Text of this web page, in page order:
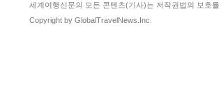
세계여행신문의 모든 콘텐츠(기사)는 저작권법의 보호
Copyright by GlobalTravelNews.Inc.